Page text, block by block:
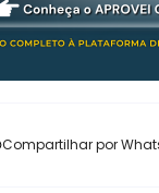
Compartilhar por